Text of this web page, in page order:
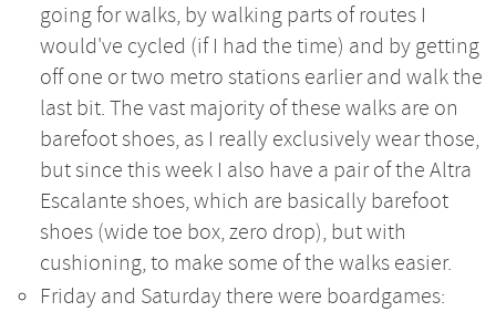
going for walks, by walking parts of routes I
would've cycled (if I had the time) and by getting
off one or two metro stations earlier and walk the
last bit. The vast majority of these walks are on
barefoot shoes, as I really exclusively wear those,
but since this week I also have a pair of the Altra
Escalante shoes, which are basically barefoot
shoes (wide toe box, zero drop), but with
cushioning, to make some of the walks easier.
Friday and Saturday there were boardgames: